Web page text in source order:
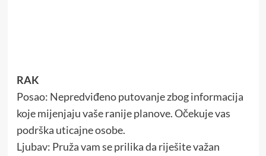
RAK
Posao: Nepredviđeno putovanje zbog informacija
koje mijenjaju vaše ranije planove. Očekuje vas
podrška uticajne osobe.
Ljubav: Pruža vam se prilika da riješite važan